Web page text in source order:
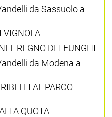
da Sassuolo a
VIGNOLA
REGNO DEI FUNGHI
da Modena a
AL PARCO
QUOTA